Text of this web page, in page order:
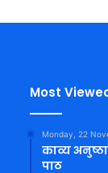
Most
Monday, 22
काव्य
पाठ